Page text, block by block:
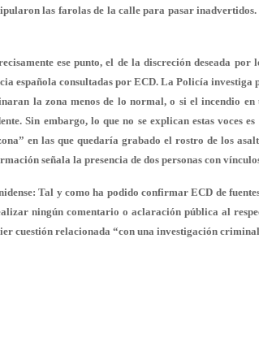
las farolas de la calle para pasar inadvertidos.
ese punto, el de la discreción deseada por
española consultadas por ECD. La Policía
la zona menos de lo normal, o si el incendio
Sin embargo, lo que no se explican estas voces
en las que quedaría grabado el rostro de los
señala la presencia de dos personas con
: Tal y como ha podido confirmar ECD de
ningún comentario o aclaración pública al
cuestión relacionada “con una investigación